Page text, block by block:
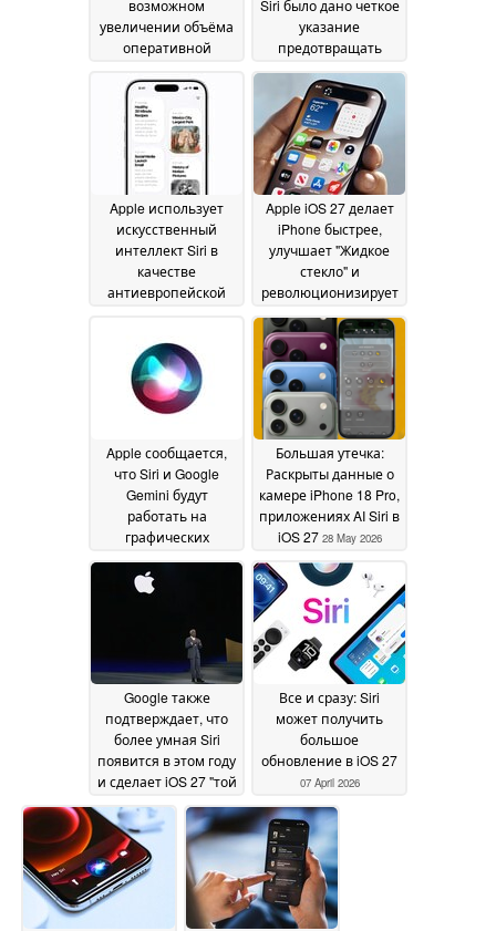
возможном
увеличении объёма
оперативной
iPhone 18 и iPhone
18e, но всё не так,
как вы думаете27 June
2026
Siri было дано четкое
указание
предотвращать
связанные с
идентичностью и
предвзятостью
искусственного
интеллекта12 June
2026
Apple использует
искусственный
интеллект Siri в
качестве
антиевропейской
исключить DMA
June 2026
Apple iOS 27 делает
iPhone быстрее,
улучшает "Жидкое
стекло" и
революционизирует
09 June 2026
Apple сообщается,
что Siri и Google
Gemini будут
работать на
графических
Blackwell B200 от
Nvidia
Большая утечка:
Раскрыты данные о
камере iPhone 18 Pro,
приложениях AI Siri в
iOS 27 28 May 2026
Google также
подтверждает, что
более умная Siri
появится в этом году
и сделает iOS 27 "той
23 April 2026
Все и сразу: Siri
может получить
большое
обновление в iOS 27
07 April 2026